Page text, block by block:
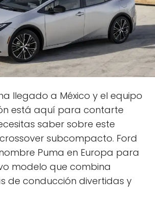
llegado a México y el equipo
está aquí para contarte
saber sobre este
subcompacto. Ford
Puma en Europa para
modelo que combina
de conducción divertidas y